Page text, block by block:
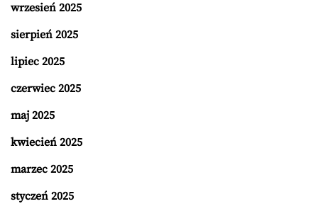
wrzesień 2025
sierpień 2025
lipiec 2025
czerwiec 2025
maj 2025
kwiecień 2025
marzec 2025
styczeń 2025